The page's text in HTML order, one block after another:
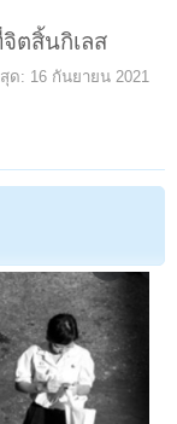
ตสิ้นกิเลส
ด: 16 กันยายน 2021